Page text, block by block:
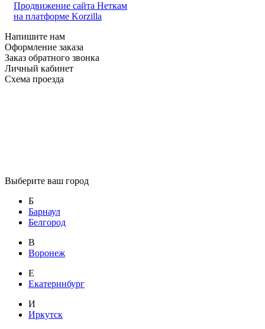
Продвижение сайта Неткам
на платформе Korzilla
Напишите нам
Оформление заказа
Заказ обратного звонка
Личный кабинет
Схема проезда
Выберите ваш город
Б
Барнаул
Белгород
В
Воронеж
Е
Екатеринбург
И
Иркутск